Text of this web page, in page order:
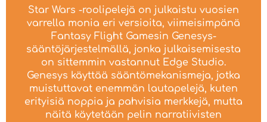
Star Wars -roolipelejä on julkaistu vuosien
varrella monia eri versioita, viimeisimpänä
Fantasy Flight Gamesin Genesys-
sääntöjärjestelmällä, jonka julkaisemisesta
on sittemmin vastannut Edge Studio.
Genesys käyttää sääntömekanismeja, jotka
muistuttavat enemmän lautapelejä, kuten
erityisiä noppia ja pahvisia merkkejä, mutta
näitä käytetään pelin narratiivisten